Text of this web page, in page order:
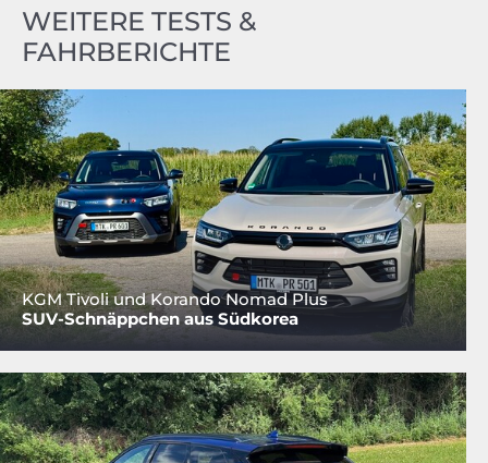
WEITERE TESTS &
FAHRBERICHTE
KGM Tivoli und Korando Nomad Plus
SUV-Schnäppchen aus Südkorea